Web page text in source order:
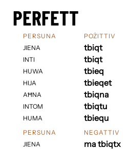
PERFETT
PERSUNA
JIENA
INTI
HUWA
HIJA
AĦNA
INTOM
HUMA
POŻITTIV
tbiqt
tbiqt
tbieq
tbieqet
tbiqna
tbiqtu
tbiequ
PERSUNA
JIENA
NEGATTIV
ma tbiqtx